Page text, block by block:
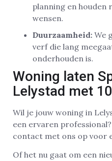
planning en houden
wensen.
Duurzaamheid: We
verf die lang
onderhouden is.
Woning laten
Lelystad met
Wil je jouw woning in
een ervaren
contact met ons op voor
Of het nu gaat om een